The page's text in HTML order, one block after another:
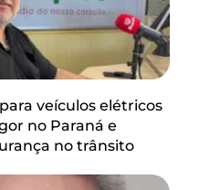
veículos elétricos
no Paraná e
no trânsito